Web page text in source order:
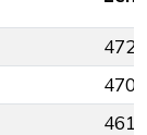
472
470
461